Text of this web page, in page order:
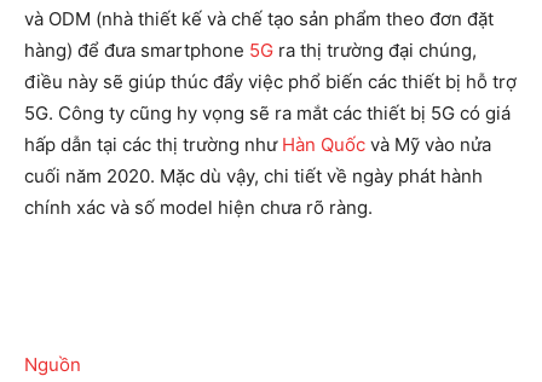
và ODM (nhà thiết kế và chế tạo sản phẩm theo đơn đặt
hàng) để đưa smartphone 5G ra thị trường đại chúng,
điều này sẽ giúp thúc đẩy việc phổ biến các thiết bị hỗ trợ
5G. Công ty cũng hy vọng sẽ ra mắt các thiết bị 5G có giá
hấp dẫn tại các thị trường như Hàn Quốc và Mỹ vào nửa
cuối năm 2020. Mặc dù vậy, chi tiết về ngày phát hành
chính xác và số model hiện chưa rõ ràng.
Nguồn